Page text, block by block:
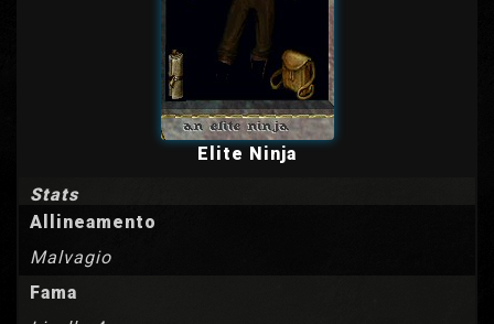
Elite Ninja
Stats
Allineamento
Malvagio
Fama